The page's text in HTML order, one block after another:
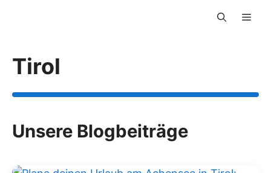
Tirol
Unsere Blogbeiträge